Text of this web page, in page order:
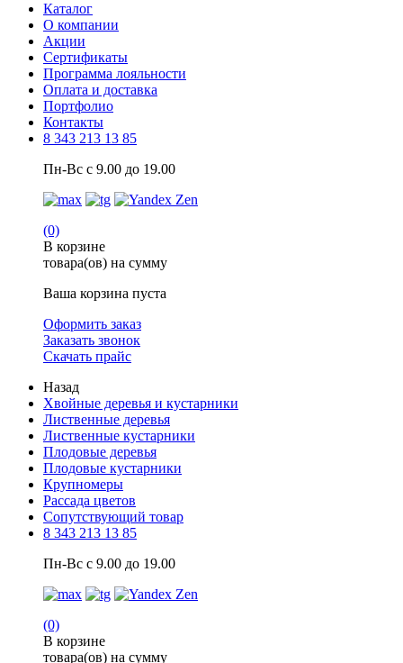
Каталог
О компании
Акции
Сертификаты
Программа лояльности
Оплата и доставка
Портфолио
Контакты
8 343 213 13 85
Пн-Вс с 9.00 до 19.00
(0)
В корзине
товара(ов) на сумму
Ваша корзина пуста
Оформить заказ
Заказать звонок
Скачать прайс
Назад
Хвойные деревья и кустарники
Лиственные деревья
Лиственные кустарники
Плодовые деревья
Плодовые кустарники
Крупномеры
Рассада цветов
Сопутствующий товар
8 343 213 13 85
Пн-Вс с 9.00 до 19.00
(0)
В корзине
товара(ов) на сумму